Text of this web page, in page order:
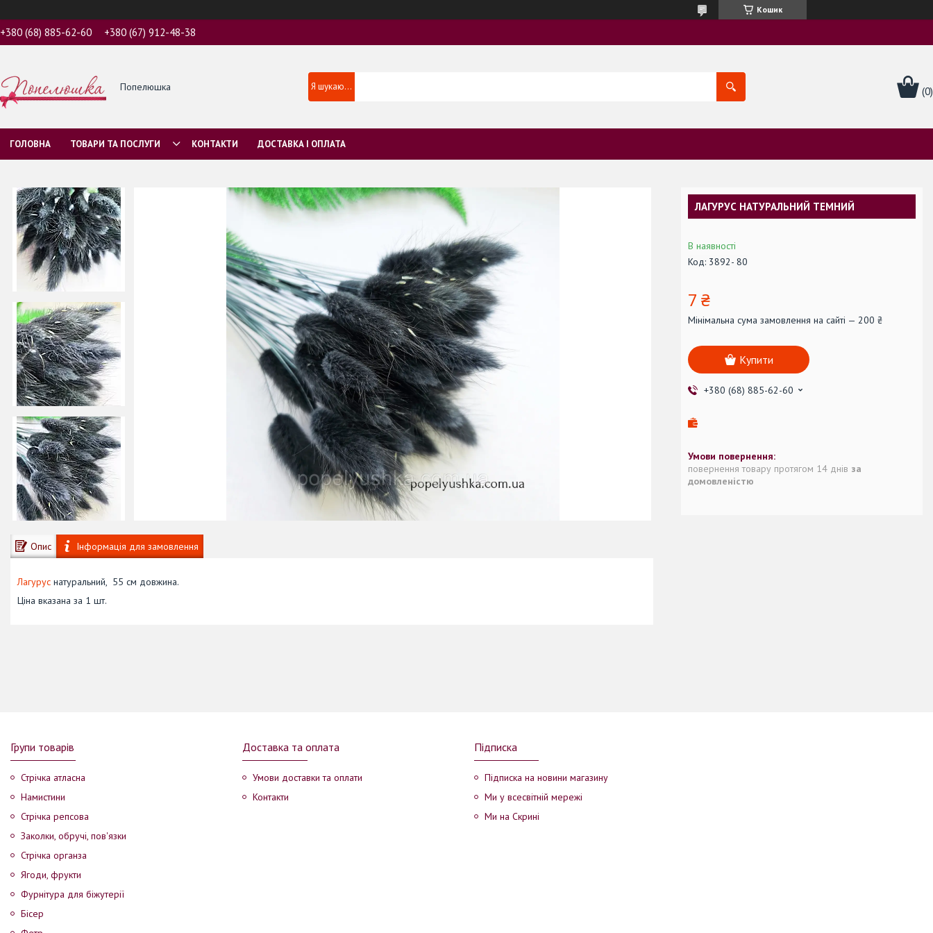
Кошик
+380 (68) 885-62-60 +380 (67) 912-48-38
Попелюшка
ГОЛОВНА ТОВАРИ ТА ПОСЛУГИ КОНТАКТИ ДОСТАВКА І ОПЛАТА
Опис Інформація для замовлення
Лагурус натуральний, 55 см довжина.
Ціна вказана за 1 шт.
ЛАГУРУС НАТУРАЛЬНИЙ ТЕМНИЙ
В наявності
Код: 3892- 80
7 ₴
Мінімальна сума замовлення на сайті — 200 ₴
Купити
+380 (68) 885-62-60
повернення товару протягом 14 днів за
домовленістю
Групи товарів
Стрічка атласна
Намистини
Стрічка репсова
Заколки, обручі, пов'язки
Стрічка органза
Ягоди, фрукти
Фурнітура для біжутерії
Бісер
Доставка та оплата
Умови доставки та оплати
Контакти
Підписка
Підписка на новини магазину
Ми у всесвітній мережі
Ми на Скрині